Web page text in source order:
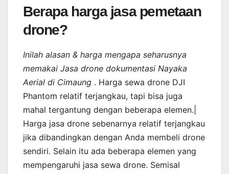
Berapa harga jasa pemetaan
drone?
Inilah alasan & harga mengapa seharusnya
memakai Jasa drone dokumentasi Nayaka
Aerial di Cimaung . Harga sewa drone DJI
Phantom relatif terjangkau, tapi bisa juga
mahal tergantung dengan beberapa elemen.|
Harga jasa drone sebenarnya relatif terjangkau
jika dibandingkan dengan Anda membeli drone
sendiri. Selain itu ada beberapa elemen yang
mempengaruhi jasa sewa drone. Semisal